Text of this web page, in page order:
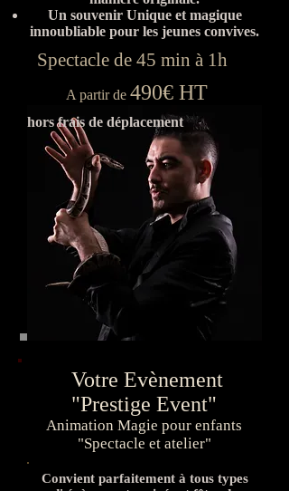
Un souvenir Unique et magique
innoubliable pour les jeunes convives.
Spectacle de 45 min à 1h
A partir de 490€ HT
hors frais de déplacement
Votre Evènement
"Prestige Event"
Animation Magie pour enfants
"Spectacle et atelier"
Convient parfaitement à tous types